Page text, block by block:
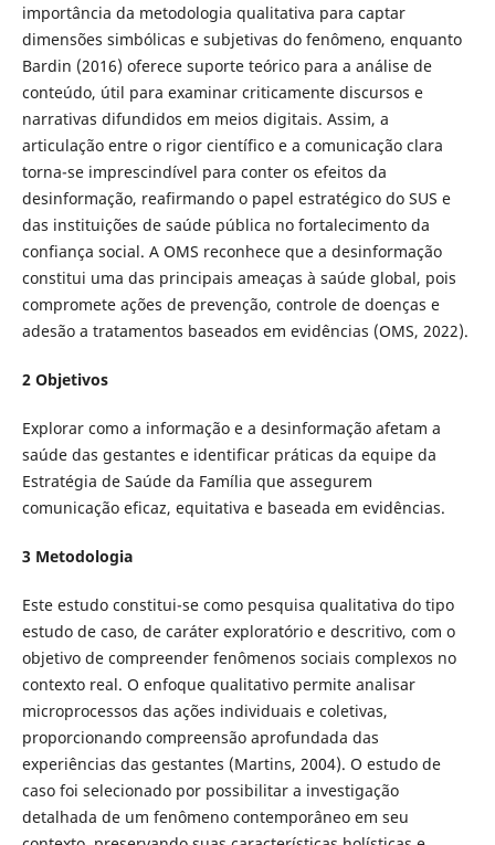
importância da metodologia qualitativa para captar
dimensões simbólicas e subjetivas do fenômeno, enquanto
Bardin (2016) oferece suporte teórico para a análise de
conteúdo, útil para examinar criticamente discursos e
narrativas difundidos em meios digitais. Assim, a
articulação entre o rigor científico e a comunicação clara
torna-se imprescindível para conter os efeitos da
desinformação, reafirmando o papel estratégico do SUS e
das instituições de saúde pública no fortalecimento da
confiança social. A OMS reconhece que a desinformação
constitui uma das principais ameaças à saúde global, pois
compromete ações de prevenção, controle de doenças e
adesão a tratamentos baseados em evidências (OMS, 2022).
2 Objetivos
Explorar como a informação e a desinformação afetam a
saúde das gestantes e identificar práticas da equipe da
Estratégia de Saúde da Família que assegurem
comunicação eficaz, equitativa e baseada em evidências.
3 Metodologia
Este estudo constitui-se como pesquisa qualitativa do tipo
estudo de caso, de caráter exploratório e descritivo, com o
objetivo de compreender fenômenos sociais complexos no
contexto real. O enfoque qualitativo permite analisar
microprocessos das ações individuais e coletivas,
proporcionando compreensão aprofundada das
experiências das gestantes (Martins, 2004). O estudo de
caso foi selecionado por possibilitar a investigação
detalhada de um fenômeno contemporâneo em seu